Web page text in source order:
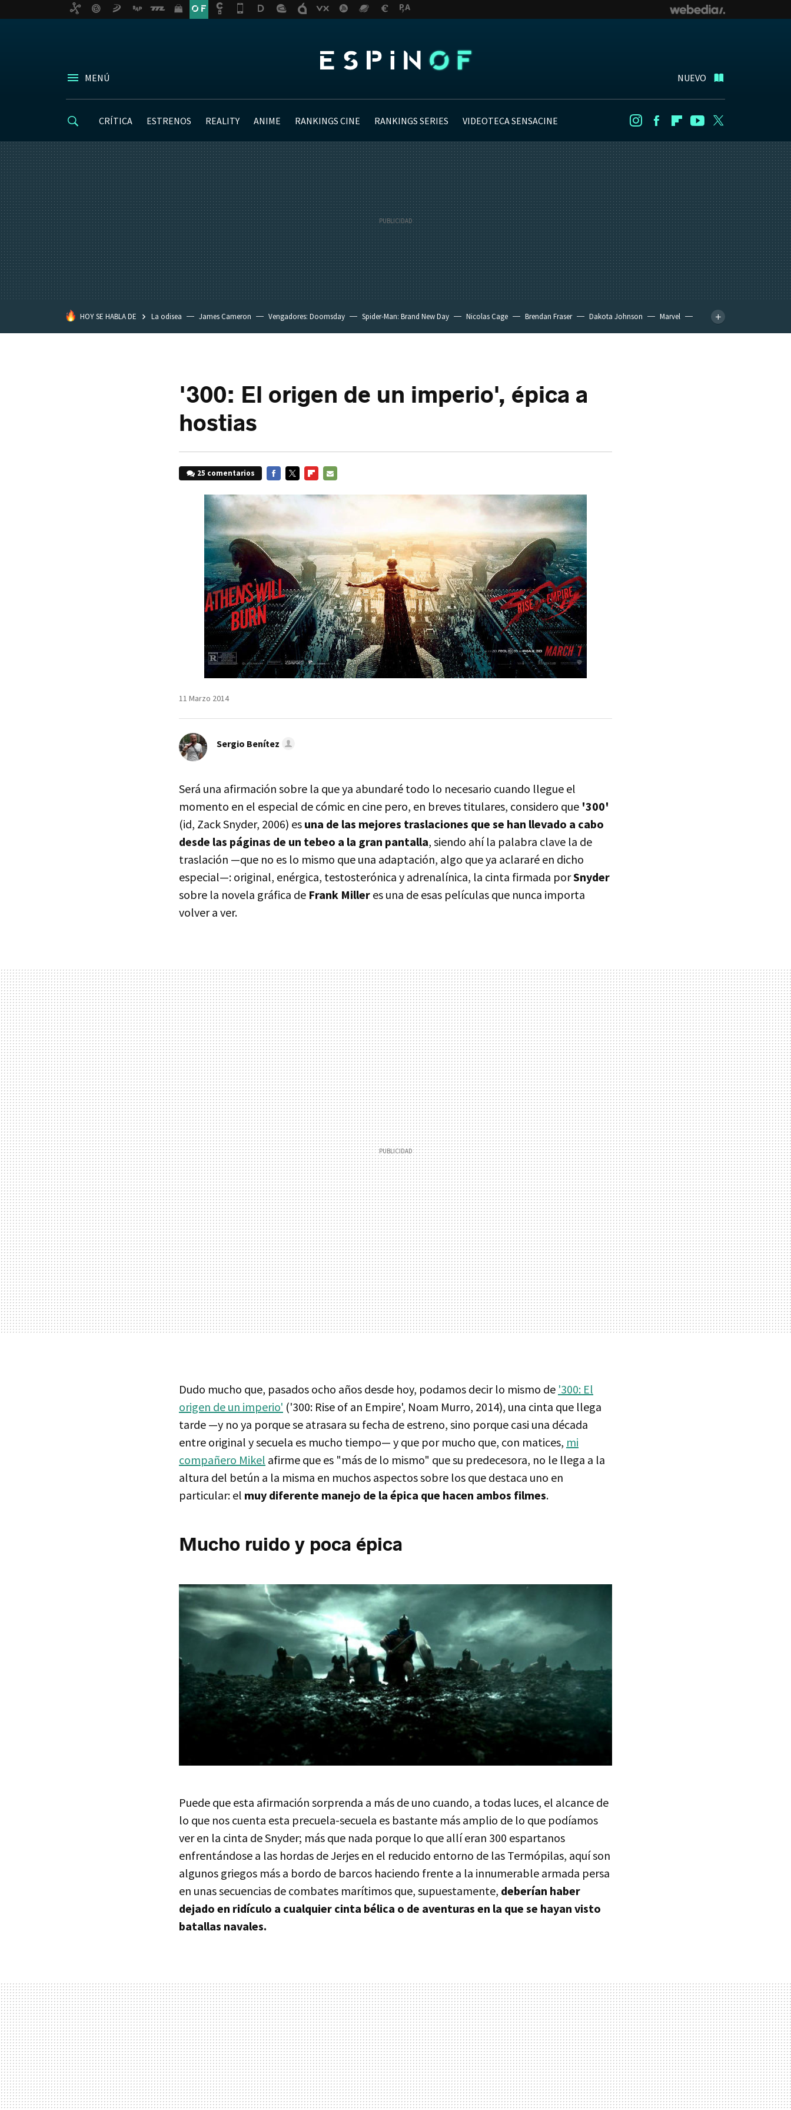
MENÚ NUEVO
CRÍTICA ESTRENOS REALITY ANIME RANKINGS CINE RANKINGS SERIES VIDEOTECA SENSACINE InstagramFacebookFlipboard
Youtube
HOY SE HABLA DE La odisea James Cameron Vengadores: Doomsday Spider-Man: Brand New Day Nicolas Cage Brendan Fraser Dakota Johnson
Marvel
'300: El origen de un imperio', épica a
hostias
25 comentarios
MAIL
11 Marzo 2014
Sergio Benítez
Será una afirmación sobre la que ya abundaré todo lo necesario cuando llegue el
momento en el especial de cómic en cine pero, en breves titulares, considero que '300'
(id, Zack Snyder, 2006) es una de las mejores traslaciones que se han llevado a cabo
desde las páginas de un tebeo a la gran pantalla, siendo ahí la palabra clave la de
traslación —que no es lo mismo que una adaptación, algo que ya aclararé en dicho
especial—: original, enérgica, testosterónica y adrenalínica, la cinta firmada porSnyder
sobre la novela gráfica de Frank Miller es una de esas películas que nunca importa
volver a ver.
Dudo mucho que, pasados ocho años desde hoy, podamos decir lo mismo de '300: El
origen de un imperio' ('300: Rise of an Empire', Noam Murro, 2014), una cinta que llega
tarde —y no ya porque se atrasara su fecha de estreno, sino porque casi una década
entre original y secuela es mucho tiempo— y que por mucho que, con matices, mi
compañero Mikel afirme que es "más de lo mismo" que su predecesora, no le llega a la
altura del betún a la misma en muchos aspectos sobre los que destaca uno en
particular: el muy diferente manejo de la épica que hacen ambos filmes.
Mucho ruido y poca épica
Puede que esta afirmación sorprenda a más de uno cuando, a todas luces, el alcance de
lo que nos cuenta esta precuela-secuela es bastante más amplio de lo que podíamos
ver en la cinta de Snyder; más que nada porque lo que allí eran 300 espartanos
enfrentándose a las hordas de Jerjes en el reducido entorno de las Termópilas, aquí son
algunos griegos más a bordo de barcos haciendo frente a la innumerable armada persa
en unas secuencias de combates marítimos que, supuestamente, deberían haber
dejado en ridículo a cualquier cinta bélica o de aventuras en la que se hayan visto
batallas navales.